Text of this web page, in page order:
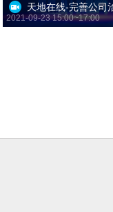
2021-09-23 15:00~17:00